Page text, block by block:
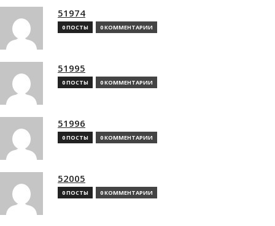
51974
0 ПОСТЫ 0 КОММЕНТАРИИ
51995
0 ПОСТЫ 0 КОММЕНТАРИИ
51996
0 ПОСТЫ 0 КОММЕНТАРИИ
52005
0 ПОСТЫ 0 КОММЕНТАРИИ